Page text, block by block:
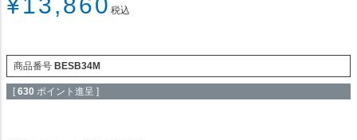
¥13,860 税込
商品番号 BESB34M
[ 630 ポイント進呈 ]